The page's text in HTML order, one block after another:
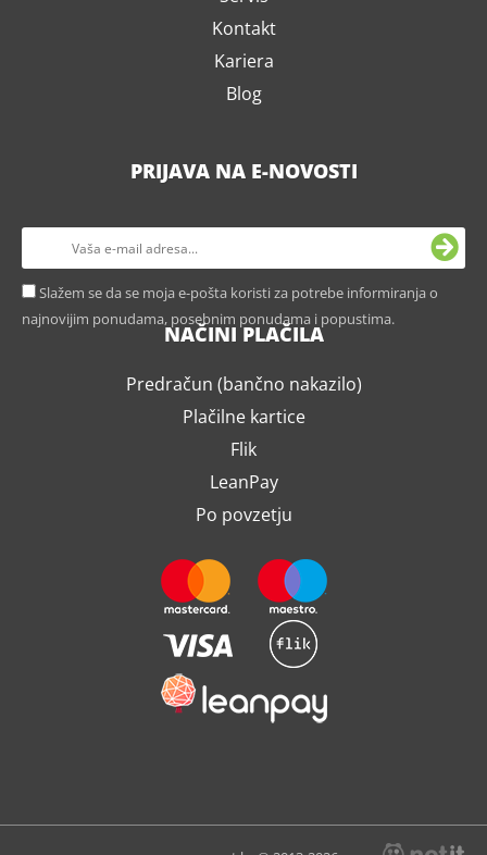
Kontakt
Kariera
Blog
PRIJAVA NA E-NOVOSTI
Slažem se da se moja e-pošta koristi za potrebe informiranja o
najnovijim ponudama, posebnim ponudama i popustima.
NAČINI PLAČILA
Predračun (bančno nakazilo)
Plačilne kartice
Flik
LeanPay
Po povzetju